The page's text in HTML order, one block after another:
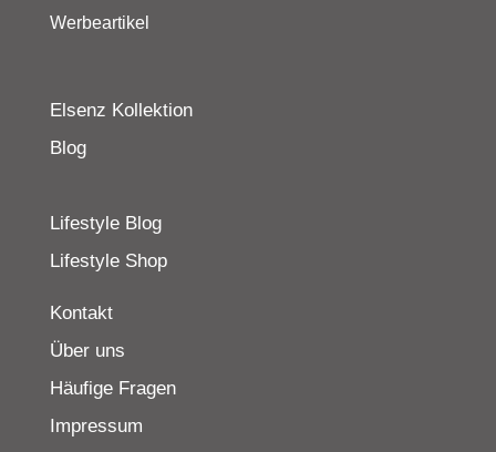
Werbeartikel
Elsenz Kollektion
Blog
Lifestyle Blog
Lifestyle Shop
Kontakt
Über uns
Häufige Fragen
Impressum